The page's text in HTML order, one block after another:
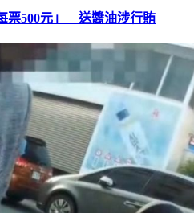
票500元」 送醬油涉行賄